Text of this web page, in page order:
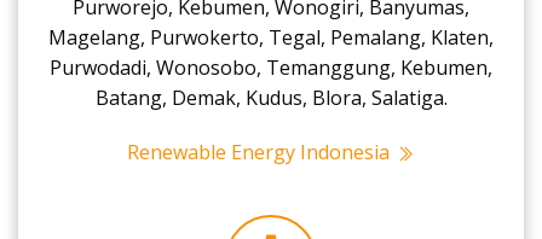
Purworejo, Kebumen, Wonogiri, Banyumas,
Magelang, Purwokerto, Tegal, Pemalang, Klaten,
Purwodadi, Wonosobo, Temanggung, Kebumen,
Batang, Demak, Kudus, Blora, Salatiga.
Renewable Energy Indonesia